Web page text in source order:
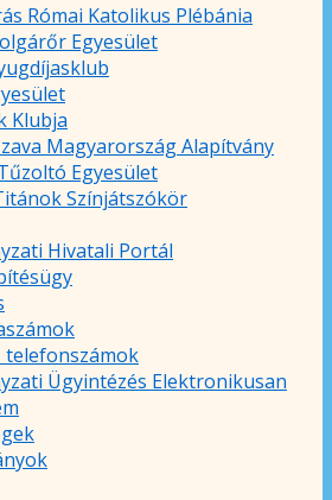
Római Katolikus Plébánia
Egyesület
Klubja
Magyarország Alapítvány
Egyesület
Színjátszókör
Hivatali Portál
telefonszámok
Ügyintézés Elektronikusan